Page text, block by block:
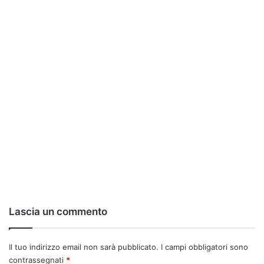
Lascia un commento
Il tuo indirizzo email non sarà pubblicato. I campi obbligatori sono
contrassegnati *